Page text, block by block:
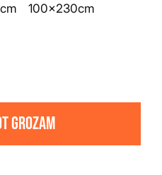
100x230cm
grozam